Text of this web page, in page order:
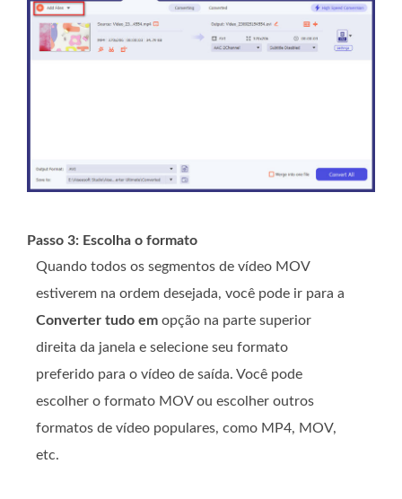
Passo 3: Escolha o formato
Quando todos os segmentos de vídeo MOV
estiverem na ordem desejada, você pode ir para a
Converter tudo em opção na parte superior
direita da janela e selecione seu formato
preferido para o vídeo de saída. Você pode
escolher o formato MOV ou escolher outros
formatos de vídeo populares, como MP4, MOV,
etc.